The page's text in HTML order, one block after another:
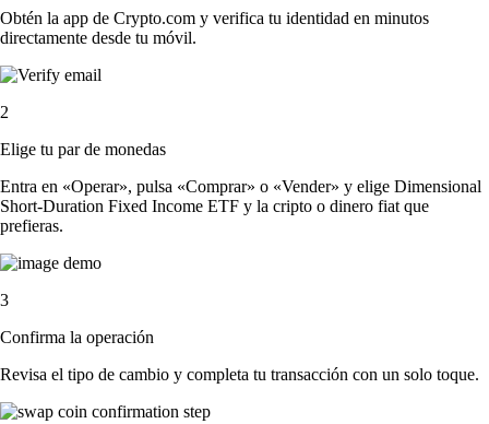
Obtén la app de Crypto.com y verifica tu identidad en minutos
directamente desde tu móvil.
2
Elige tu par de monedas
Entra en «Operar», pulsa «Comprar» o «Vender» y elige Dimensional
Short-Duration Fixed Income ETF y la cripto o dinero fiat que
prefieras.
3
Confirma la operación
Revisa el tipo de cambio y completa tu transacción con un solo toque.